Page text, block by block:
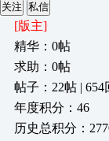
关注 私信
[版主]
精华：0帖
求助：0帖
帖子：22帖 | 654
年度积分：46
历史总积分：